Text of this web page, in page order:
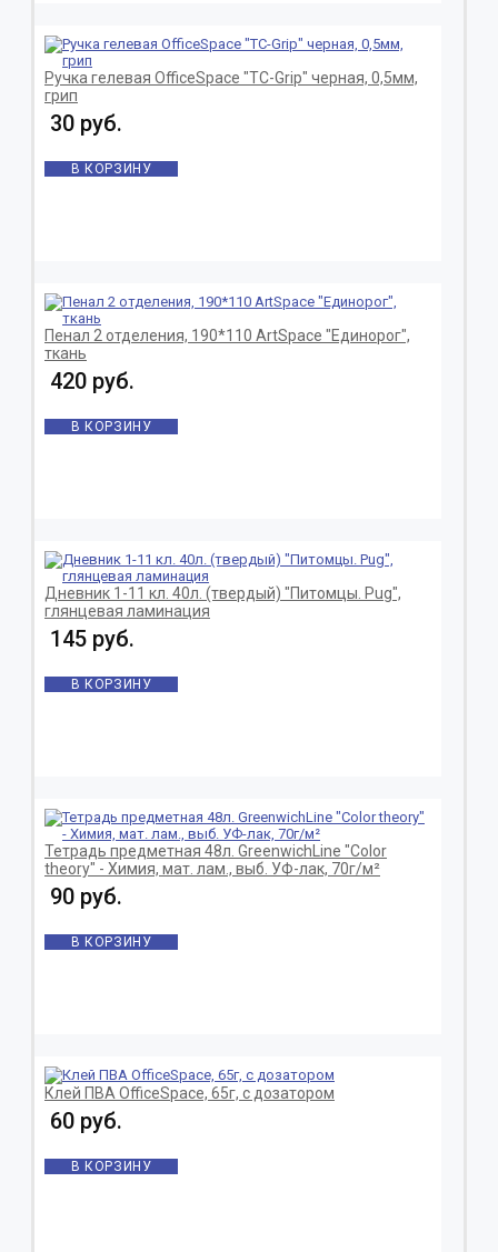
Ручка гелевая OfficeSpace "TC-Grip" черная, 0,5мм,
грип
30 руб.
В КОРЗИНУ
Пенал 2 отделения, 190*110 ArtSpace "Единорог",
ткань
420 руб.
В КОРЗИНУ
Дневник 1-11 кл. 40л. (твердый) "Питомцы. Pug",
глянцевая ламинация
145 руб.
В КОРЗИНУ
Тетрадь предметная 48л. GreenwichLine "Color
theory" - Химия, мат. лам., выб. УФ-лак, 70г/м²
90 руб.
В КОРЗИНУ
Клей ПВА OfficeSpace, 65г, с дозатором
60 руб.
В КОРЗИНУ